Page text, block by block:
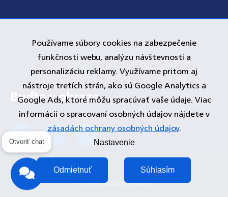
Používame súbory cookies na zabezpečenie
funkčnosti webu, analýzu návštevnosti a
personalizáciu reklamy. Využívame pritom aj
nástroje tretích strán, ako sú Google Analytics a
Google Ads, ktoré môžu spracúvať vaše údaje. Viac
informácií o spracovaní osobných údajov nájdete v
zásadách ochrany osobných údajov.
Nastavenie
Odmietnuť Súhlasím
Vytvoril Shoptet Premium